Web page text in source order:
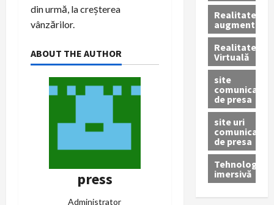
din urmă, la creșterea
vânzărilor.
ABOUT THE AUTHOR
press
Administrator
Realitatea
augmentată
Realitatea
Virtuală
site
comunicate
de presa
site uri
comunicate
de presa
Tehnologie
imersivă